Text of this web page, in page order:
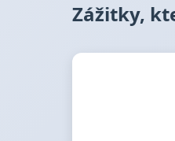
Zážitky,